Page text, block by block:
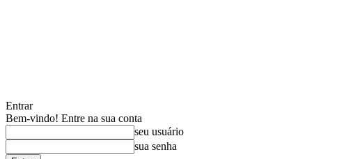
Entrar
Bem-vindo! Entre na sua conta
seu usuário
sua senha